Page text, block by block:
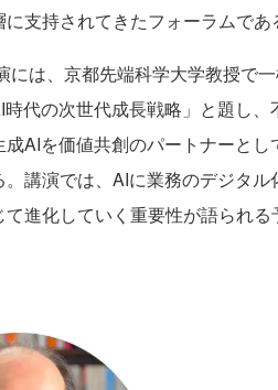
支持されてきたフォーラムであ
は、京都先端科学大学教授で
代の次世代成長戦略」と題し
AIを価値共創のパートナーと
講演では、AIに業務のデジタ
て進化していく重要性が語られる